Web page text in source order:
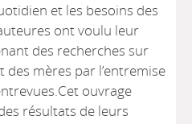
et les besoins des
ont voulu leur
des recherches sur
des mères par l’entremise
ouvrage
résultats de leurs